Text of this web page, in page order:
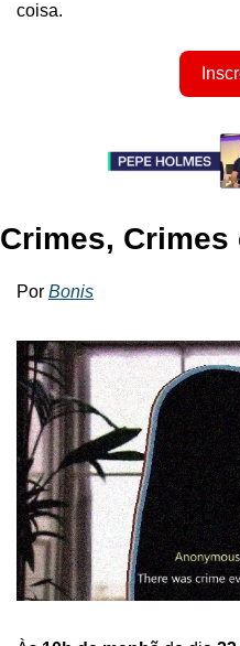
coisa.
Crimes, Crimes
Por Bonis